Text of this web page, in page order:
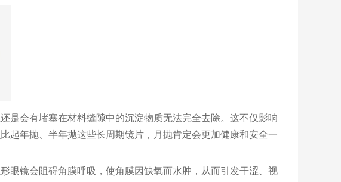
是会有堵塞在材料缝隙中的沉淀物质无法完全去除。这不仅影响
起年抛、半年抛这些长周期镜片，月抛肯定会更加健康和安全一
眼镜会阻碍角膜呼吸，使角膜因缺氧而水肿，从而引发干涩、视